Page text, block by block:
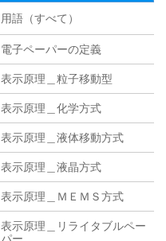
用語（すべて）
電子ペーパーの定義
表示原理＿粒子移動型
表示原理＿化学方式
表示原理＿液体移動方式
表示原理＿液晶方式
表示原理＿ＭＥＭＳ方式
表示原理＿リライタブルペー